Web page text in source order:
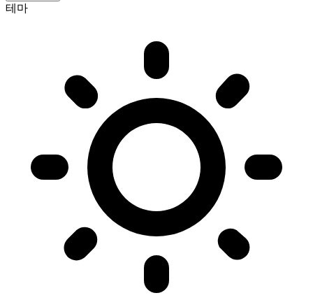
테마